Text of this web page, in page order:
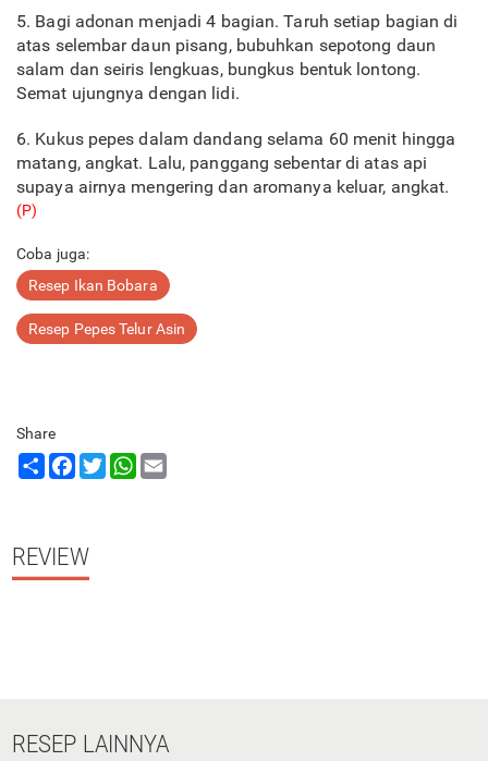
5. Bagi adonan menjadi 4 bagian. Taruh setiap bagian di
atas selembar daun pisang, bubuhkan sepotong daun
salam dan seiris lengkuas, bungkus bentuk lontong.
Semat ujungnya dengan lidi.
6. Kukus pepes dalam dandang selama 60 menit hingga
matang, angkat. Lalu, panggang sebentar di atas api
supaya airnya mengering dan aromanya keluar, angkat.
(P)
Coba juga:
Resep Ikan Bobara
Resep Pepes Telur Asin
Share
ShareFacebook
TwitterWhatsApp
REVIEW
RESEP LAINNYA